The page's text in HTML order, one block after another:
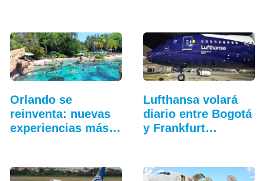
Orlando se
reinventa: nuevas
experiencias más
Lufthansa volará
diario entre Bogotá
y Frankfurt…